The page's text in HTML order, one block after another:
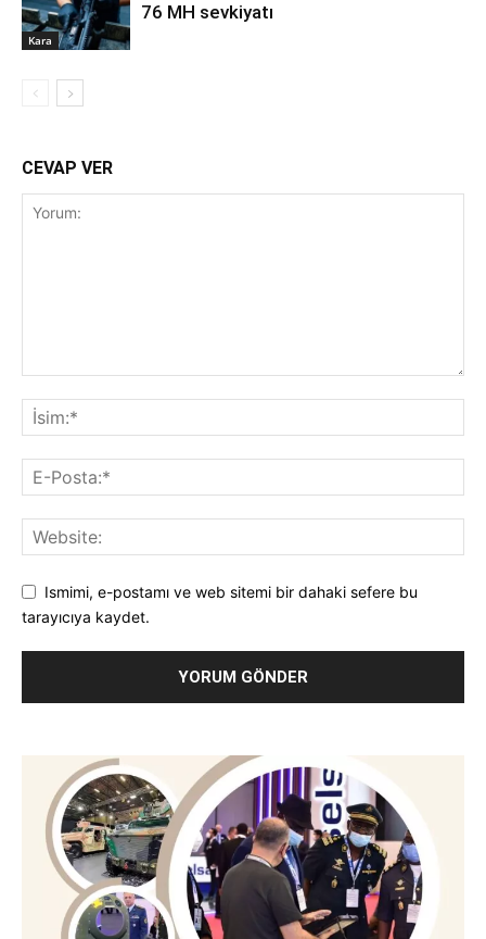
Kara
76 MH sevkiyatı
CEVAP VER
Ismimi, e-postamı ve web sitemi bir dahaki sefere bu
tarayıcıya kaydet.